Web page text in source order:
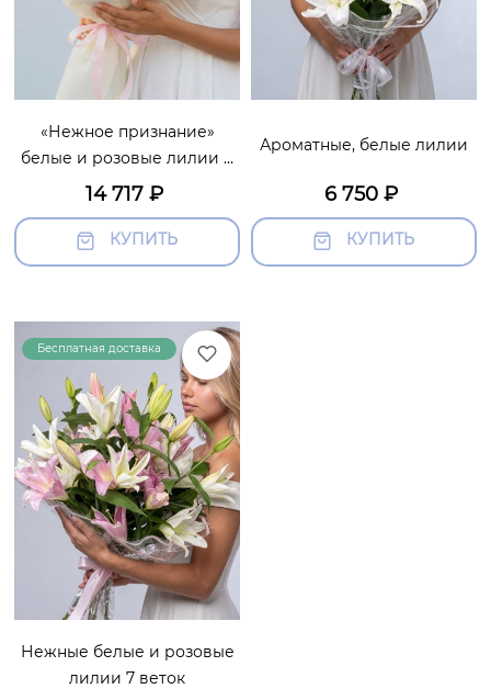
«Нежное признание»
белые и розовые лилии в
ароматном букете
14 717 ₽
КУПИТЬ
Ароматные, белые лилии
6 750 ₽
КУПИТЬ
Уточнить наличие
Бесплатная доставка
Нежные белые и розовые
лилии 7 веток